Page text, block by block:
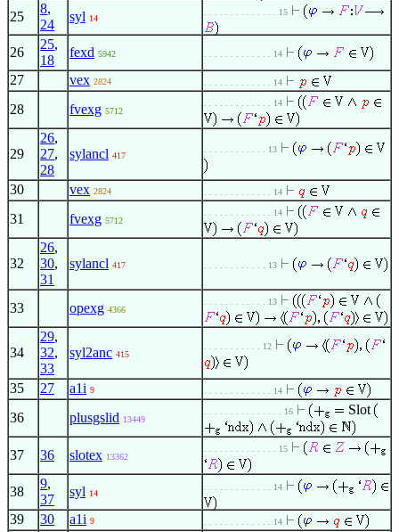
25
8,
24
syl 14
. . . . . . . . . . . . . . 15
26
25,
18
fexd 5942 . . . . . . . . . . . . . 14
27 vex 2824 . . . . . . . . . . . . . 14
28 fvexg 5712
. . . . . . . . . . . . . 14
29
26,
27,
28
sylancl 417
. . . . . . . . . . . . 13
30 vex 2824 . . . . . . . . . . . . . 14
31 fvexg 5712
. . . . . . . . . . . . . 14
32
26,
30,
31
sylancl 417 . . . . . . . . . . . . 13
33 opexg 4366
. . . . . . . . . . . . 13
34
29,
32,
33
syl2anc 415
. . . . . . . . . . . 12
35 27 a1i 9 . . . . . . . . . . . . . 14
36 plusgslid 13449
. . . . . . . . . . . . . . . 16 Slot
37 36 slotex 13362
. . . . . . . . . . . . . . 15
38
9,
37
syl 14
. . . . . . . . . . . . . 14
39 30 a1i 9 . . . . . . . . . . . . . 14